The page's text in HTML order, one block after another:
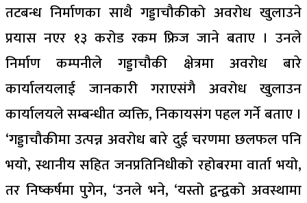
तटबन्ध निर्माणका साथै गड्डाचौकीको अवरोध खुलाउने
प्रयास नएर १३ करोड रकम फ्रिज जाने बताए । उनले
निर्माण कम्पनीले गड्डाचौकी क्षेत्रमा अवरोध बारे
कार्यालयलाई जानकारी गराएसंगै अवरोध खुलाउन
कार्यालयले सम्बन्धीत व्यक्ति, निकायसंग पहल गर्ने बताए ।
‘गड्डाचौकीमा उत्पन्न अवरोध बारे दुई चरणमा छलफल पनि
भयो, स्थानीय सहित जनप्रतिनिधीको रहोबरमा वार्ता भयो,
तर निष्कर्षमा पुगेन, ‘उनले भने, ‘यस्तो द्वन्द्वको अवस्थामा